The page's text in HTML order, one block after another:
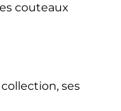
couteaux
ses